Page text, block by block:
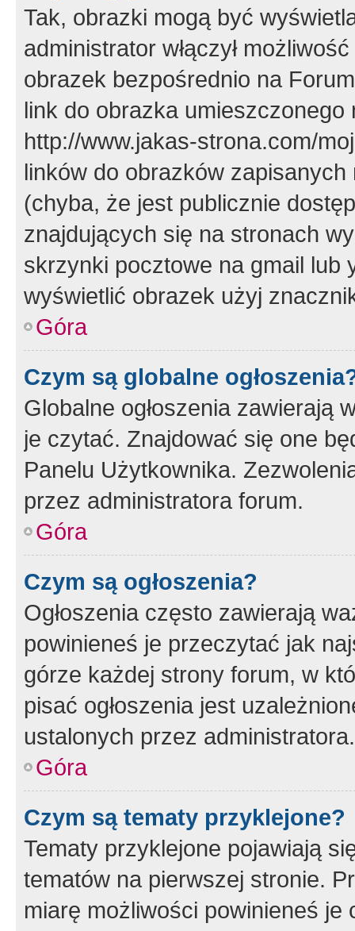
Tak, obrazki mogą być
administrator włączył
obrazek bezpośrednio na
link do obrazka
http://www.jakas-strona.com/
linków do obrazków
(chyba, że jest publicznie
znajdujących się na stronach
skrzynki pocztowe na gmail lub
wyświetlić obrazek użyj
Góra
Czym są globalne
Globalne ogłoszenia zawierają
je czytać. Znajdować się one
Panelu Użytkownika.
przez administratora forum.
Góra
Czym są ogłoszenia?
Ogłoszenia często zawierają
powinieneś je przeczytać jak
górze każdej strony forum, w
pisać ogłoszenia jest
ustalonych przez administratora.
Góra
Czym są tematy przyklejone?
Tematy przyklejone pojawiają
tematów na pierwszej stronie.
miarę możliwości powinieneś je